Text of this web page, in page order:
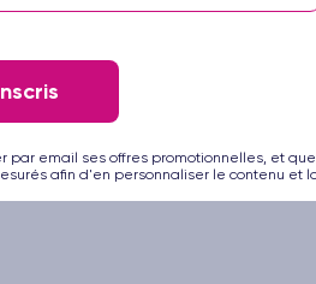
Voir les
Départ de Marseille
par email ses offres promotionnelles, et que
afin d'en personnaliser le contenu et